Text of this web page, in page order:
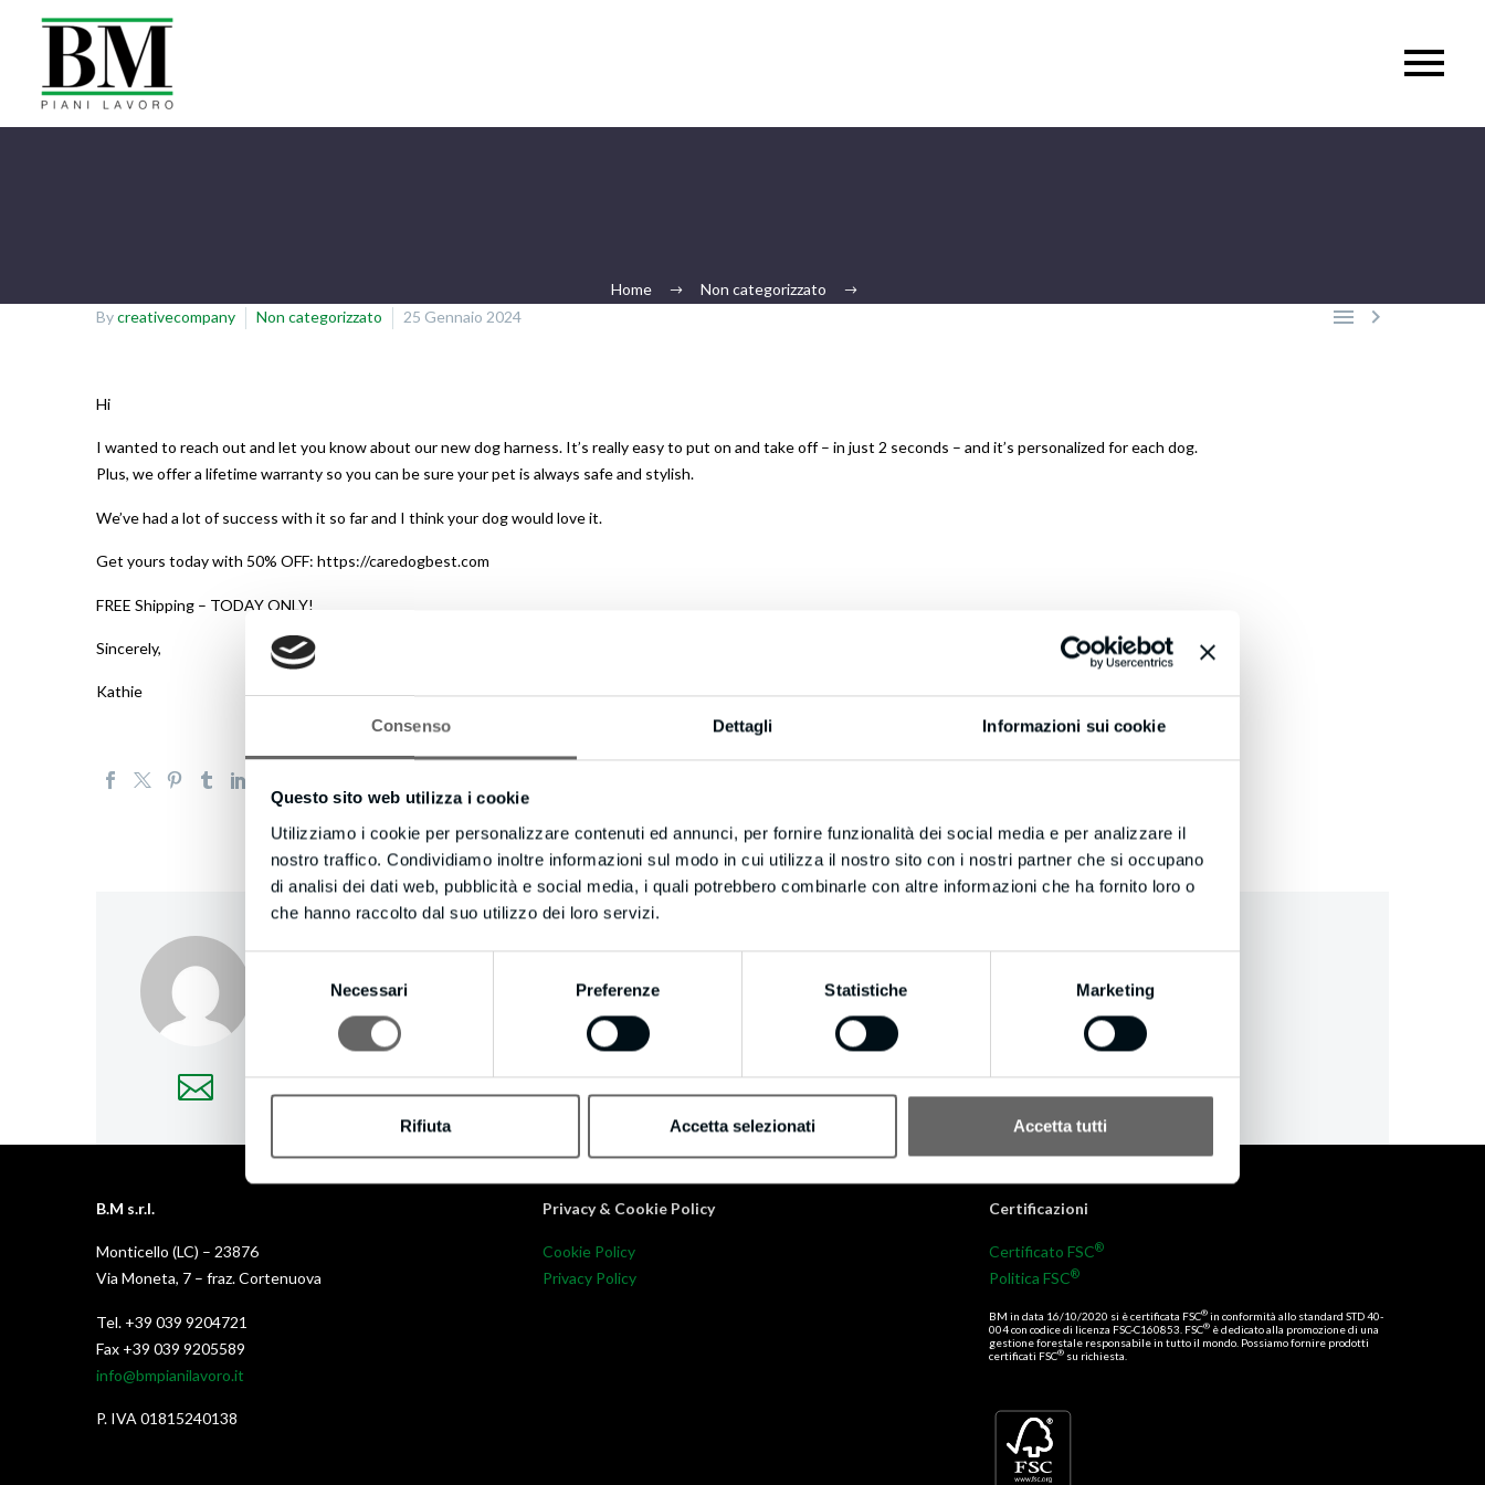
Consenso Dettagli Informazioni sui cookie
Questo sito web utilizza i cookie
Utilizziamo i cookie per personalizzare contenuti ed annunci, per fornire funzionalità dei social media e per analizzare il
nostro traffico. Condividiamo inoltre informazioni sul modo in cui utilizza il nostro sito con i nostri partner che si occupano
di analisi dei dati web, pubblicità e social media, i quali potrebbero combinarle con altre informazioni che ha fornito loro o
che hanno raccolto dal suo utilizzo dei loro servizi.
Selezione
consenso
Necessari Preferenze Statistiche Marketing
Rifiuta Accetta selezionati Accetta tutti
Home Non categorizzato
 
Bycreativecompany Non categorizzato 25 Gennaio 2024
Hi
I wanted to reach out and let you know about our new dog harness. It’s really easy to put on and take off – in just 2 seconds – and it’s personalized for each dog.
Plus, we offer a lifetime warranty so you can be sure your pet is always safe and stylish.
We’ve had a lot of success with it so far and I think your dog would love it.
Get yours today with 50% OFF: https://caredogbest.com
FREE Shipping – TODAY ONLY!
Sincerely,
Kathie
creativecompany/ ABOUT AUTHOR
B.M s.r.l.
Monticello (LC) – 23876
Via Moneta, 7 – fraz. Cortenuova
Tel. +39 039 9204721
Fax +39 039 9205589
info@bmpianilavoro.it
P. IVA 01815240138
Privacy & Cookie Policy
Cookie Policy
Privacy Policy
Certificazioni
Certificato FSC®
Politica FSC®
BM in data 16/10/2020 si è certificata FSC® in conformità allo standard STD 40-
004 con codice di licenza FSC-C160853. FSC® è dedicato alla promozione di una
gestione forestale responsabile in tutto il mondo. Possiamo fornire prodotti
certificati FSC® su richiesta.